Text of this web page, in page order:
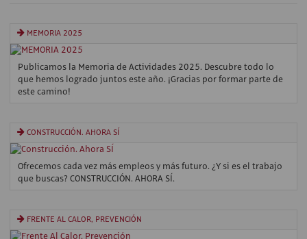
MEMORIA 2025
Publicamos la Memoria de Actividades 2025. Descubre todo lo
que hemos logrado juntos este año. ¡Gracias por formar parte de
este camino!
CONSTRUCCIÓN. AHORA SÍ
Ofrecemos cada vez más empleos y más futuro. ¿Y si es el trabajo
que buscas? CONSTRUCCIÓN. AHORA SÍ.
FRENTE AL CALOR, PREVENCIÓN